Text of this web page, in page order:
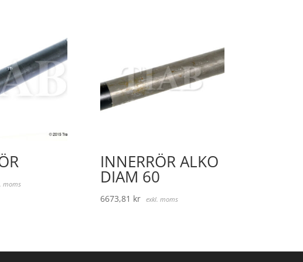
moms
INNERRÖR ALKO
DIAM 60
6673,81 kr exkl. moms